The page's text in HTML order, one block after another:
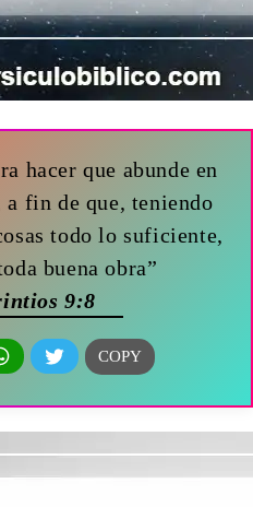
hacer que abunde en
fin de que, teniendo
todo lo suficiente,
buena obra”
9:8